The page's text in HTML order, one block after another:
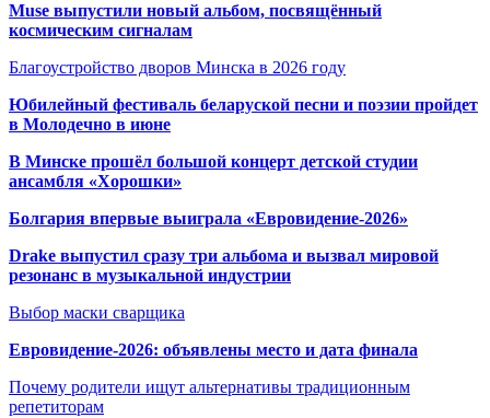
Muse выпустили новый альбом, посвящённый
космическим сигналам
Благоустройство дворов Минска в 2026 году
Юбилейный фестиваль беларуской песни и поэзии пройдет
в Молодечно в июне
В Минске прошёл большой концерт детской студии
ансамбля «Хорошки»
Болгария впервые выиграла «Евровидение-2026»
Drake выпустил сразу три альбома и вызвал мировой
резонанс в музыкальной индустрии
Выбор маски сварщика
Евровидение-2026: объявлены место и дата финала
Почему родители ищут альтернативы традиционным
репетиторам